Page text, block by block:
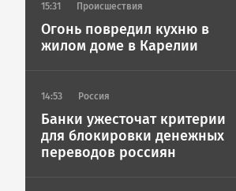
15:31 Происшествия
Огонь повредил кухню в
жилом доме в Карелии
14:53 Россия
Банки ужесточат критерии
для блокировки денежных
переводов россиян